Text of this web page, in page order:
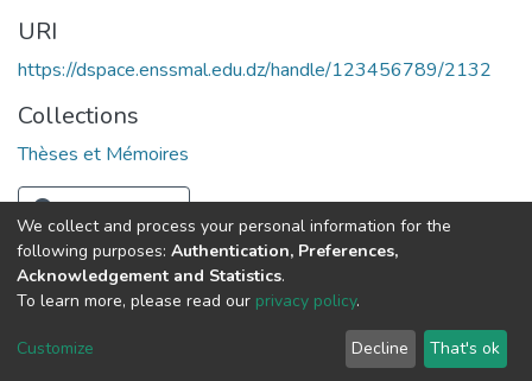
URI
https://dspace.enssmal.edu.dz/handle/123456789/2132
Collections
Thèses et Mémoires
Full item page
© 2025 ENSSMAL – Tous droits réservés.
Dépôt numérique :
dspace@enssmal.edu.dz
We collect and process your personal information for the
following purposes: Authentication, Preferences,
Acknowledgement and Statistics.
To learn more, please read our privacy policy.
Customize Decline That's ok